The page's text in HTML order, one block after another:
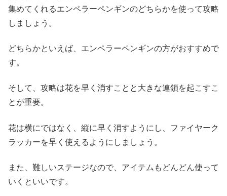
集めてくれるエンペラーペンギンのどちらかを使って攻略
しましょう。
どちらかといえば、エンペラーペンギンの方がおすすめで
す。
そして、攻略は花を早く消すことと大きな連鎖を起こすこ
とが重要。
花は横にではなく、縦に早く消すようにし、ファイヤーク
ラッカーを早く使えるようにしましょう。
また、難しいステージなので、アイテムもどんどん使って
いくといいです。